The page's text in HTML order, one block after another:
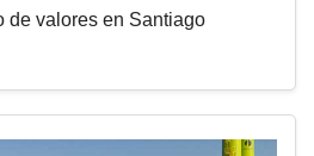
de valores en Santiago